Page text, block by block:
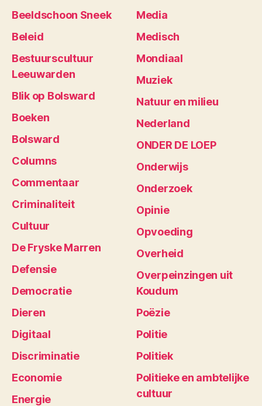
Beeldschoon Sneek
Beleid
Bestuurscultuur
Leeuwarden
Blik op Bolsward
Boeken
Bolsward
Columns
Commentaar
Criminaliteit
Cultuur
De Fryske Marren
Defensie
Democratie
Dieren
Digitaal
Discriminatie
Economie
Energie
Media
Medisch
Mondiaal
Muziek
Natuur en milieu
Nederland
ONDER DE LOEP
Onderwijs
Onderzoek
Opinie
Opvoeding
Overheid
Overpeinzingen uit
Koudum
Poëzie
Politie
Politiek
Politieke en ambtelijke
cultuur